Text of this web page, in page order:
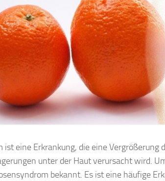
ist eine Erkrankung, die eine Vergrößerung
unter der Haut verursacht wird.
bekannt. Es ist eine häufige